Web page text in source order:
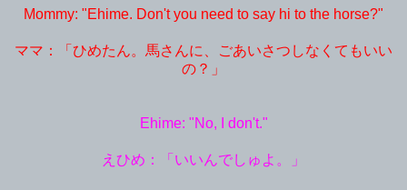
Mommy: "Ehime. Don't you need to say hi to the horse?"
ママ：「ひめたん。馬さんに、ごあいさつしなくてもいい
の？」
Ehime: "No, I don't."
えひめ：「いいんでしゅよ。」